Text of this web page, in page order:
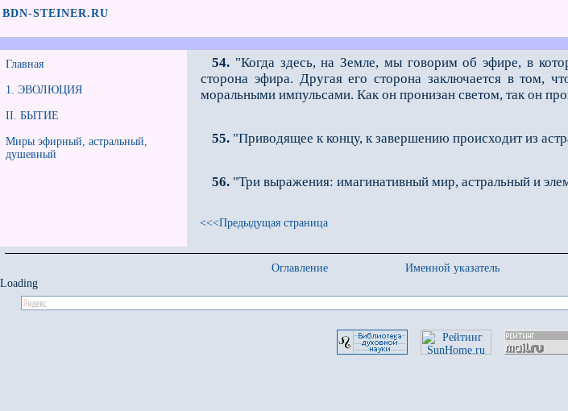
BDN-STEINER.RU
Главная
1. ЭВОЛЮЦИЯ
II. БЫТИЕ
Миры эфирный, астральный,
душевный
54. "Когда здесь, на Земле, мы говорим об эфире, в
сторона эфира. Другая его сторона заключается в том,
моральными импульсами. Как он пронизан светом, так он
55. "Приводящее к концу, к завершению происходит из
56. "Три выражения: имагинативный мир, астральный и
<<<Предыдущая страница
Оглавление Именной указатель
Loading